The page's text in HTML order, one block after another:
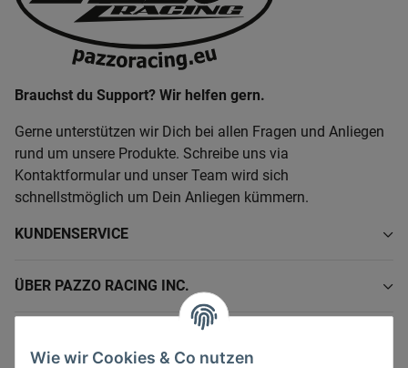
Wie wir Cookies & Co nutzen
Brauchst du Support? Wir helfen gern.
Gerne unterstützen wir Dich bei allen Fragen und Anliegen
rund um unsere Produkte. Schreibe uns via
Kontaktformular und unser Team wird sich
schnellstmöglich um Dein Anliegen kümmern.
KUNDENSERVICE
ÜBER PAZZO RACING INC.